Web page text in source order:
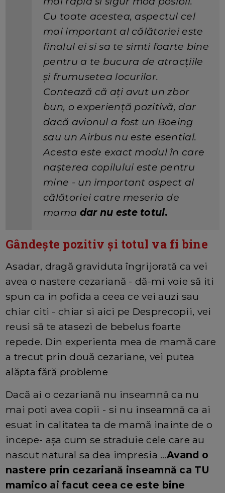
Cu toate acestea, aspectul cel
mai important al călătoriei este
finalul ei si sa te simti foarte bine
pentru a te bucura de atracțiile
și frumusetea locurilor.
Contează că ați avut un zbor
bun, o experiență pozitivă, dar
dacă avionul a fost un Boeing
sau un Airbus nu este esential.
Acesta este exact modul în care
nașterea copilului este pentru
mine - un important aspect al
călătoriei catre meseria de
mama dar nu este totul.
Gândește pozitiv și totul va fi bine
Asadar, dragă graviduta îngrijorată ca vei
avea o nastere cezariană - dă-mi voie să iti
spun ca in pofida a ceea ce vei auzi sau
chiar citi - chiar si aici pe Desprecopii, vei
reusi să te atasezi de bebelus foarte
repede. Din experienta mea de mamă care
a trecut prin două cezariane, vei putea
alăpta fără probleme
Dacă ai o cezariană nu inseamnă ca nu
mai poti avea copii - si nu inseamnă ca ai
esuat in calitatea ta de mamă inainte de o
incepe- așa cum se straduie cele care au
nascut natural sa dea impresia ...Avand o
nastere prin cezariană inseamnă ca TU
mamico ai facut ceea ce este bine